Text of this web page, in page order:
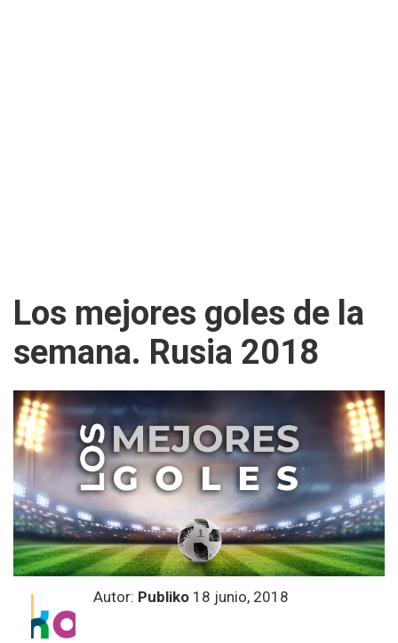
Los mejores goles de la
semana. Rusia 2018
Autor: Publiko 18 junio, 2018